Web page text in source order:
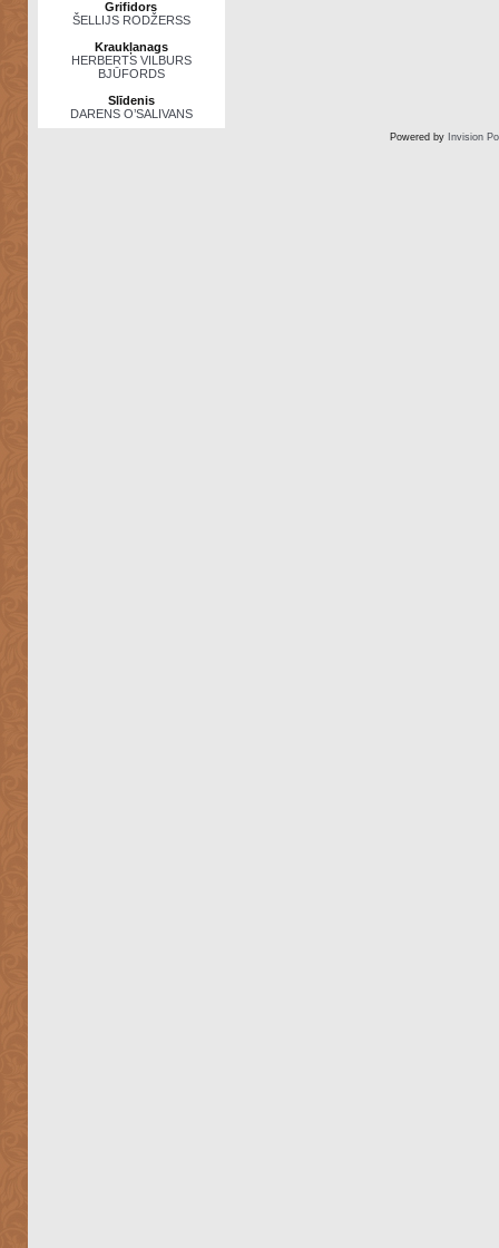
Grifidors
ŠELLIJS RODŽERSS
Kraukļanags
HERBERTS VILBURS
BJŪFORDS
Slīdenis
DARENS O’SALIVANS
Powered by Invision